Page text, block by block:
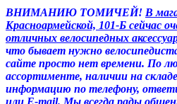
ВНИМАНИЮ ТОМИЧЕЙ! В
Красноармейской, 101-Б сейчас
отличных велосипедных
что бывает нужно
сайте просто нет времени. По
ассортименте, наличии на
информацию по телефону,
или E-mail. Мы всегда рады